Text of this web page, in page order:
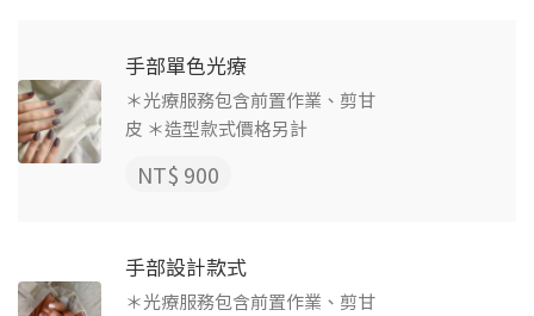
手部單色光療
＊光療服務包含前置作業、剪甘
皮 ＊造型款式價格另計
NT$ 900
手部設計款式
＊光療服務包含前置作業、剪甘